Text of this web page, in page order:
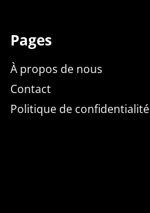
Pages
À propos de nous
Contact
Politique de confidentialité